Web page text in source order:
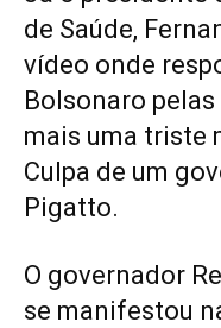
de Saúde,
vídeo onde
Bolsonaro
mais uma triste
Culpa de um
Pigatto.
O governador
se manifestou